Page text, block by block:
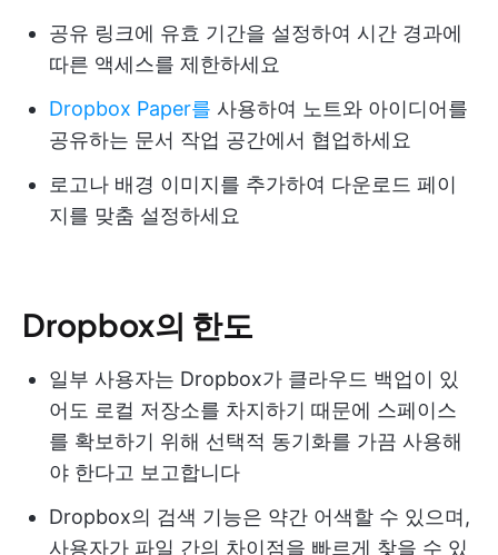
공유 링크에 유효 기간을 설정하여 시간 경과에
따른 액세스를 제한하세요
Dropbox Paper를 사용하여 노트와 아이디어를
공유하는 문서 작업 공간에서 협업하세요
로고나 배경 이미지를 추가하여 다운로드 페이
지를 맞춤 설정하세요
Dropbox의 한도
일부 사용자는 Dropbox가 클라우드 백업이 있
어도 로컬 저장소를 차지하기 때문에 스페이스
를 확보하기 위해 선택적 동기화를 가끔 사용해
야 한다고 보고합니다
Dropbox의 검색 기능은 약간 어색할 수 있으며,
사용자가 파일 간의 차이점을 빠르게 찾을 수 있